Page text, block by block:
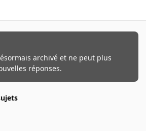
archivé et ne peut plus
réponses.